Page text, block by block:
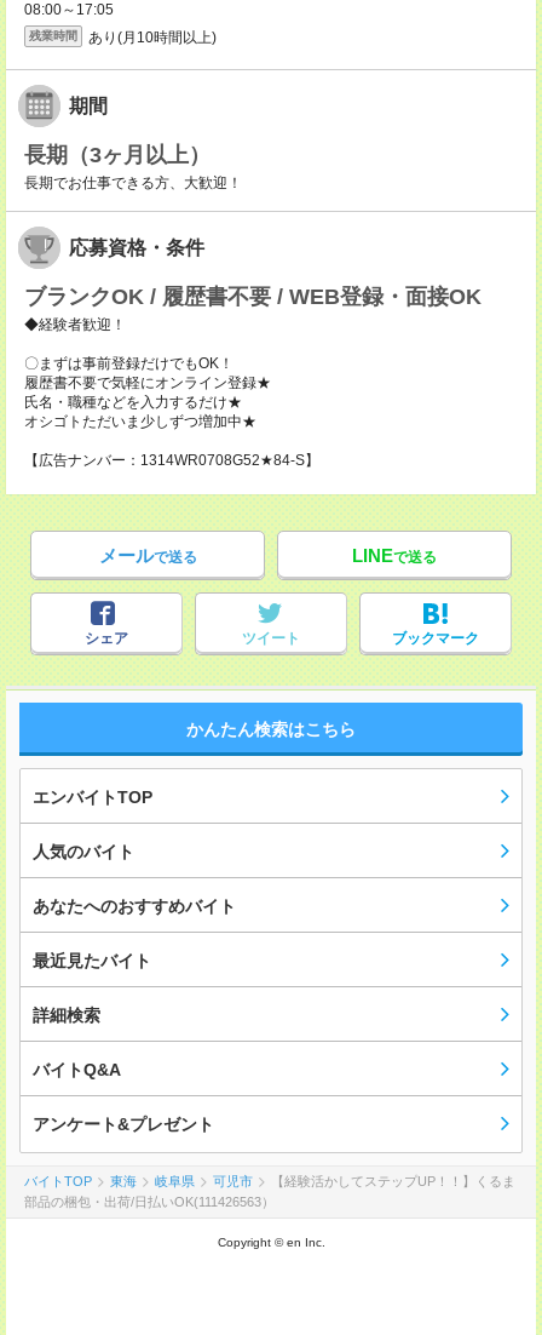
08:00～17:05
残業時間 あり(月10時間以上)
期間
長期（3ヶ月以上）
長期でお仕事できる方、大歓迎！
応募資格・条件
ブランクOK / 履歴書不要 / WEB登録・面接OK
◆経験者歓迎！
〇まずは事前登録だけでもOK！
履歴書不要で気軽にオンライン登録★
氏名・職種などを入力するだけ★
オシゴトただいま少しずつ増加中★
【広告ナンバー：1314WR0708G52★84-S】
メールで送る LINEで送る
シェア ツイート ブックマーク
かんたん検索はこちら
エンバイトTOP
人気のバイト
あなたへのおすすめバイト
最近見たバイト
詳細検索
バイトQ&A
アンケート&プレゼント
バイトTOP 東海 岐阜県 可児市
【経験活かしてステップUP！！】くるま
部品の梱包・出荷/日払いOK(111426563）
Copyright © en Inc.